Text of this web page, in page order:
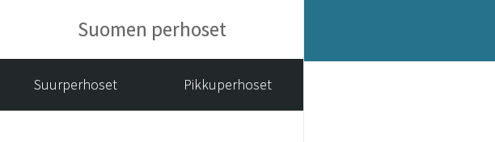
Suomen perhoset
Suurperhoset Pikkuperhoset